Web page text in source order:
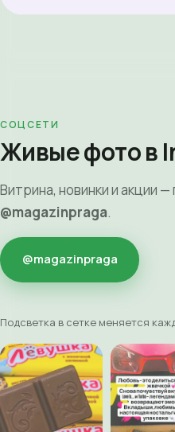
СОЦСЕТИ
Живые фото в
Витрина, новинки и акции
@magazinpraga.
@magazinpraga
Подсветка в сетке меняется